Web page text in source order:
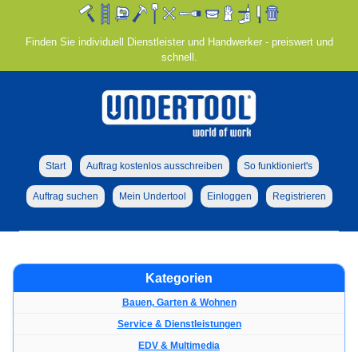
Finden Sie individuell Dienstleister und Handwerker - preiswert und
schnell.
Start Auftrag kostenlos ausschreiben So funktioniert's
Auftrag suchen Mein Undertool Einloggen Registrieren
Kategorien
Bauen, Garten & Wohnen
Service & Dienstleistungen
EDV & Multimedia